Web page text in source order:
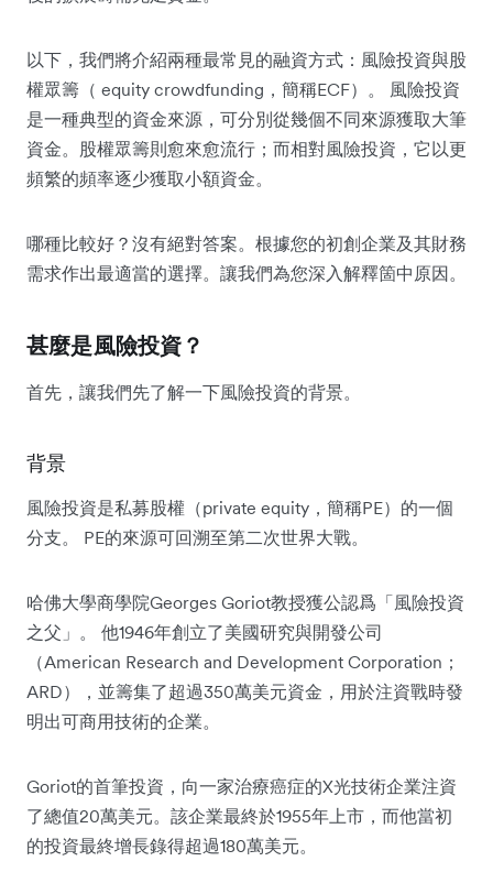
以下，我們將介紹兩種最常見的融資方式：風險投資與股
權眾籌（ equity crowdfunding，簡稱ECF）。 風險投資
是一種典型的資金來源，可分別從幾個不同來源獲取大筆
資金。股權眾籌則愈來愈流行；而相對風險投資，它以更
頻繁的頻率逐少獲取小額資金。
哪種比較好？沒有絕對答案。根據您的初創企業及其財務
需求作出最適當的選擇。讓我們為您深入解釋箇中原因。
甚麼是風險投資？
首先，讓我們先了解一下風險投資的背景。
背景
風險投資是私募股權（private equity，簡稱PE）的一個
分支。 PE的來源可回溯至第二次世界大戰。
哈佛大學商學院Georges Goriot教授獲公認爲「風險投資
之父」。 他1946年創立了美國研究與開發公司
（American Research and Development Corporation；
ARD），並籌集了超過350萬美元資金，用於注資戰時發
明出可商用技術的企業。
Goriot的首筆投資，向一家治療癌症的X光技術企業注資
了總值20萬美元。該企業最終於1955年上市，而他當初
的投資最終增長錄得超過180萬美元。